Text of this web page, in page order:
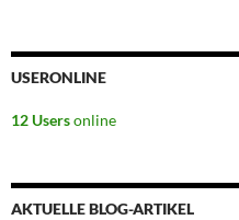
USERONLINE
12 Usersonline
AKTUELLE BLOG-ARTIKEL